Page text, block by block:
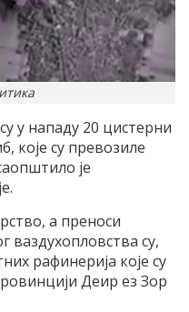
у нападу 20 цистерни
које су превозиле
је
а преноси
ваздухопловства су,
рафинерија које су
Деир ез Зор